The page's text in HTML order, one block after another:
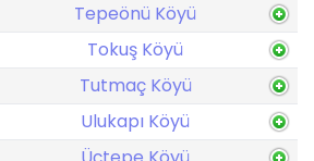
Tepeönü Köyü
Tokuş Köyü
Tutmaç Köyü
Ulukapı Köyü